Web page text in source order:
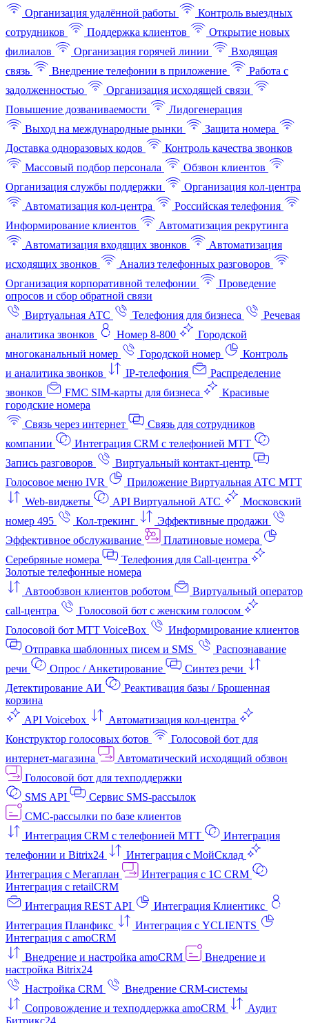
Организация удалённой работы
Контроль выездных
сотрудников
Поддержка клиентов
Открытие новых
филиалов
Организация горячей линии
Входящая
связь
Внедрение телефонии в приложение
Работа с
задолженностью
Организация исходящей связи
Повышение дозваниваемости
Лидогенерация
Выход на международные рынки
Защита номера
Доставка одноразовых кодов
Контроль качества звонков
Массовый подбор персонала
Обзвон клиентов
Организация службы поддержки
Организация кол-центра
Автоматизация кол-центра
Российская телефония
Информирование клиентов
Автоматизация рекрутинга
Автоматизация входящих звонков
Автоматизация
исходящих звонков
Анализ телефонных разговоров
Организация корпоративной телефонии
Проведение
опросов и сбор обратной связи
Виртуальная АТС
Телефония для бизнеса
Речевая
аналитика звонков
Номер 8-800
Городской
многоканальный номер
Городской номер
Контроль
и аналитика звонков
IP-телефония
Распределение
звонков
FMC SIM-карты для бизнеса
Красивые
городские номера
Связь через интернет
Связь для сотрудников
компании
Интеграция CRM с телефонией МТТ
Запись разговоров
Виртуальный контакт‑центр
Голосовое меню IVR
Приложение Виртуальная АТС МТТ
Web-виджеты
API Виртуальной АТС
Московский
номер 495
Кол-трекинг
Эффективные продажи
Эффективное обслуживание
Платиновые номера
Серебряные номера
Телефония для Call-центра
Золотые телефонные номера
Автообзвон клиентов роботом
Виртуальный оператор
call-центра
Голосовой бот с женским голосом
Голосовой бот МТТ VoiceBox
Информирование клиентов
Отправка шаблонных писем и SMS
Распознавание
речи
Опрос / Анкетирование
Синтез речи
Детектирование АИ
Реактивация базы / Брошенная
корзина
API Voicebox
Автоматизация кол‑центра
Конструктор голосовых ботов
Голосовой бот для
интернет‑магазина
Автоматический исходящий обзвон
Голосовой бот для техподдержки
SMS API
Сервис SMS-рассылок
СМС-рассылки по базе клиентов
Интеграция CRM с телефонией МТТ
Интеграция
телефонии и Bitrix24
Интеграция с МойСклад
Интеграция с Мегаплан
Интеграция с 1C CRM
Интеграция с retailCRM
Интеграция REST API
Интеграция Клиентикс
Интеграция Планфикс
Интеграция с YCLIENTS
Интеграция с amoCRM
Внедрение и настройка amoCRM
Внедрение и
настройка Bitrix24
Настройка CRM
Внедрение CRM-системы
Сопровождение и техподдержка amoCRM
Аудит
Битрикс24